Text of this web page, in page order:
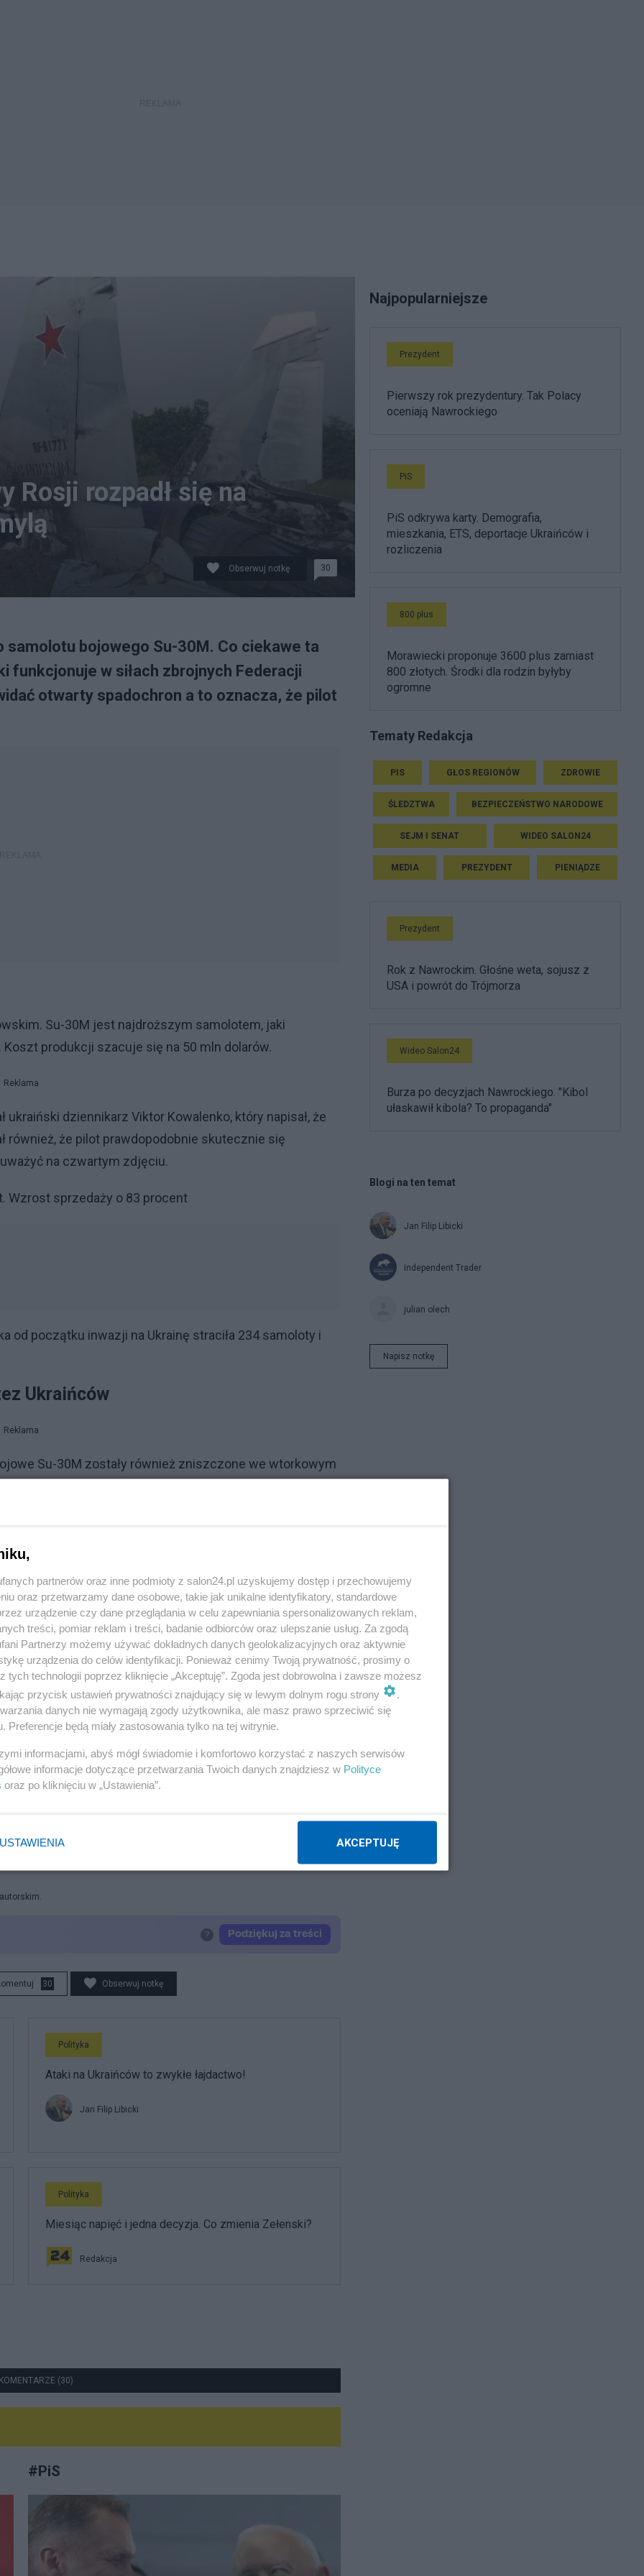
Rosji rozpadł się na
Obserwuj notkę 30
samolotu bojowego Su-30M. Co ciekawe ta
w siłach zbrojnych Federacji
otwarty spadochron a to oznacza, że pilot
Su-30M jest najdroższym samolotem, jaki
produkcji szacuje się na 50 mln dolarów.
Reklama
dziennikarz Viktor Kowalenko, który napisał, że
również, że pilot prawdopodobnie skutecznie się
na czwartym zdjęciu.
Wzrost sprzedaży o 83 procent
od początku inwazji na Ukrainę straciła 234 samoloty i
Ukraińców
Reklama
Su-30M zostały również zniszczone we wtorkowym
Krymie.
wynika, że na lotnisku Saki kilka godzin przez atakiem
myśliwce Su-30SM i samoloty zwiadowcze Su-24MR, a
– mówił wówczas rzecznik sił powietrznych
sprzęt znajdujący się na krymskim lotnisku był wart 650-
o nie walka między USA, Rosją i Chinami
rzadko, a to nie jedyny problem
30 Obserwuj notkę
Polityka
Ataki na Ukraińców to zwykłe łajdactwo!
Jan Filip Libicki
Polityka
Miesiąc napięć i jedna decyzja. Co zmienia Zełenski?
Redakcja
(30)
#PiS
Najpopularniejsze
Prezydent
Pierwszy rok prezydentury. Tak Polacy
oceniają Nawrockiego
PiS
PiS odkrywa karty. Demografia,
mieszkania, ETS, deportacje Ukraińców i
rozliczenia
800 plus
Morawiecki proponuje 3600 plus zamiast
800 złotych. Środki dla rodzin byłyby
ogromne
Tematy Redakcja
PIS GŁOS REGIONÓW ZDROWIE
ŚLEDZTWA BEZPIECZEŃSTWO NARODOWE
SEJM I SENAT WIDEO SALON24
MEDIA PREZYDENT PIENIĄDZE
Prezydent
Rok z Nawrockim. Głośne weta, sojusz z
USA i powrót do Trójmorza
Wideo Salon24
Burza po decyzjach Nawrockiego. "Kibol
ułaskawił kibola? To propaganda"
Blogi na ten temat
Jan Filip Libicki
Independent Trader
julian olech
Napisz notkę
partnerów oraz inne podmioty z salon24.pl uzyskujemy dostęp i przechowujemy
oraz przetwarzamy dane osobowe, takie jak unikalne identyfikatory, standardowe
urządzenie czy dane przeglądania w celu zapewniania spersonalizowanych reklam,
treści, pomiar reklam i treści, badanie odbiorców oraz ulepszanie usług. Za zgodą
Partnerzy możemy używać dokładnych danych geolokalizacyjnych oraz aktywnie
urządzenia do celów identyfikacji. Ponieważ cenimy Twoją prywatność, prosimy o
tych technologii poprzez kliknięcie „Akceptuję”. Zgoda jest dobrowolna i zawsze możesz
przycisk ustawień prywatności znajdujący się w lewym dolnym rogu strony
.
danych nie wymagają zgody użytkownika, ale masz prawo sprzeciwić się
Preferencje będą miały zastosowania tylko na tej witrynie.
informacjami, abyś mógł świadomie i komfortowo korzystać z naszych serwisów
informacje dotyczące przetwarzania Twoich danych znajdziesz w Polityce
oraz po kliknięciu w „Ustawienia”.
USTAWIENIA AKCEPTUJĘ